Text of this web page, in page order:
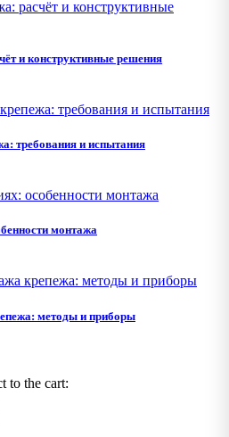
и конструктивные решения
требования и испытания
монтажа
методы и приборы
to the cart: